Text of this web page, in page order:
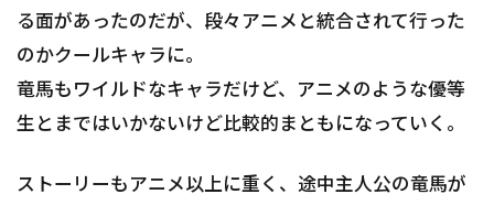
る面があったのだが、段々アニメと統合されて行った
のかクールキャラに。
竜馬もワイルドなキャラだけど、アニメのような優等
生とまではいかないけど比較的まともになっていく。
ストーリーもアニメ以上に重く、途中主人公の竜馬が